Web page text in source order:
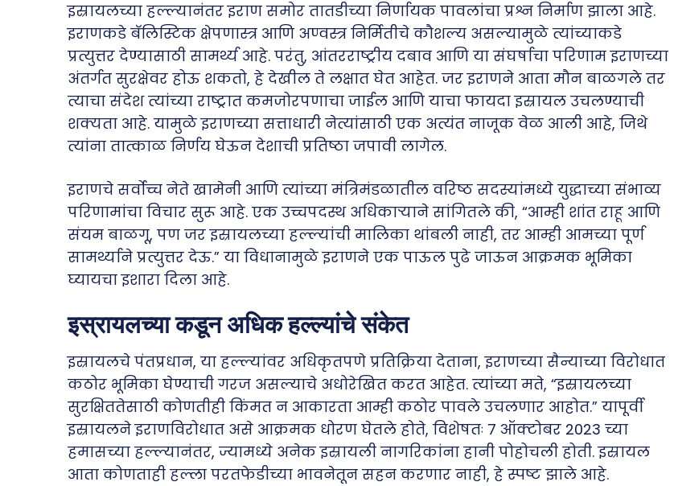
इस्रायलच्या हल्ल्यानंतर इराण समोर तातडीच्या निर्णायक पावलांचा प्रश्न निर्माण झाला आहे.
इराणकडे बॅलिस्टिक क्षेपणास्त्र आणि अण्वस्त्र निर्मितीचे कौशल्य असल्यामुळे त्यांच्याकडे
प्रत्युत्तर देण्यासाठी सामर्थ्य आहे. परंतु, आंतरराष्ट्रीय दबाव आणि या संघर्षाचा परिणाम इराणच्या
अंतर्गत सुरक्षेवर होऊ शकतो, हे देखील ते लक्षात घेत आहेत. जर इराणने आता मौन बाळगले तर
त्याचा संदेश त्यांच्या राष्ट्रात कमजोरपणाचा जाईल आणि याचा फायदा इस्रायल उचलण्याची
शक्यता आहे. यामुळे इराणच्या सत्ताधारी नेत्यांसाठी एक अत्यंत नाजूक वेळ आली आहे, जिथे
त्यांना तात्काळ निर्णय घेऊन देशाची प्रतिष्ठा जपावी लागेल.
इराणचे सर्वोच्च नेते खामेनी आणि त्यांच्या मंत्रिमंडळातील वरिष्ठ सदस्यांमध्ये युद्धाच्या संभाव्य
परिणामांचा विचार सुरू आहे. एक उच्चपदस्थ अधिकाऱ्याने सांगितले की, “आम्ही शांत राहू आणि
संयम बाळगू, पण जर इस्रायलच्या हल्ल्यांची मालिका थांबली नाही, तर आम्ही आमच्या पूर्ण
सामर्थ्याने प्रत्युत्तर देऊ.” या विधानामुळे इराणने एक पाऊल पुढे जाऊन आक्रमक भूमिका
घ्यायचा इशारा दिला आहे.
इस्रायलच्या कडून अधिक हल्ल्यांचे संकेत
इस्रायलचे पंतप्रधान, या हल्ल्यांवर अधिकृतपणे प्रतिक्रिया देताना, इराणच्या सैन्याच्या विरोधात
कठोर भूमिका घेण्याची गरज असल्याचे अधोरेखित करत आहेत. त्यांच्या मते, “इस्रायलच्या
सुरक्षिततेसाठी कोणतीही किंमत न आकारता आम्ही कठोर पावले उचलणार आहोत.” यापूर्वी
इस्रायलने इराणविरोधात असे आक्रमक धोरण घेतले होते, विशेषतः 7 ऑक्टोबर 2023 च्या
हमासच्या हल्ल्यानंतर, ज्यामध्ये अनेक इस्रायली नागरिकांना हानी पोहोचली होती. इस्रायल
आता कोणताही हल्ला परतफेडीच्या भावनेतून सहन करणार नाही, हे स्पष्ट झाले आहे.